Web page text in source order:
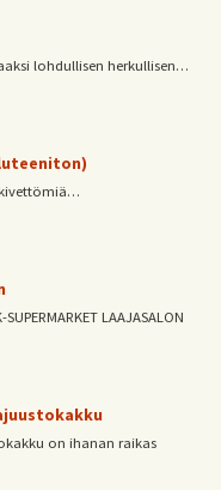
lohdullisen herkullisen…
SUPERMARKET LAAJASALON
on ihanan raikas